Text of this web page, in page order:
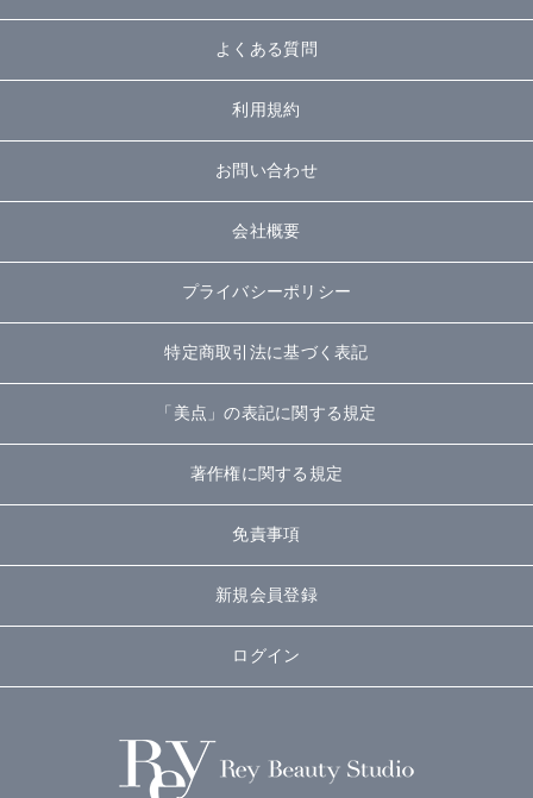
よくある質問
利用規約
お問い合わせ
会社概要
プライバシーポリシー
特定商取引法に基づく表記
「美点」の表記に関する規定
著作権に関する規定
免責事項
新規会員登録
ログイン